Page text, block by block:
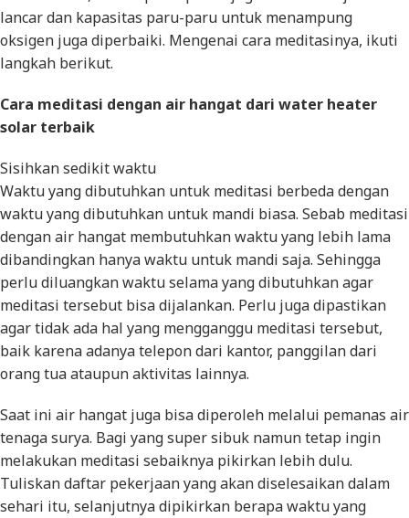
lancar dan kapasitas paru-paru untuk menampung
oksigen juga diperbaiki. Mengenai cara meditasinya, ikuti
langkah berikut.
Cara meditasi dengan air hangat dari water heater
solar terbaik
Sisihkan sedikit waktu
Waktu yang dibutuhkan untuk meditasi berbeda dengan
waktu yang dibutuhkan untuk mandi biasa. Sebab meditasi
dengan air hangat membutuhkan waktu yang lebih lama
dibandingkan hanya waktu untuk mandi saja. Sehingga
perlu diluangkan waktu selama yang dibutuhkan agar
meditasi tersebut bisa dijalankan. Perlu juga dipastikan
agar tidak ada hal yang mengganggu meditasi tersebut,
baik karena adanya telepon dari kantor, panggilan dari
orang tua ataupun aktivitas lainnya.
Saat ini air hangat juga bisa diperoleh melalui pemanas air
tenaga surya. Bagi yang super sibuk namun tetap ingin
melakukan meditasi sebaiknya pikirkan lebih dulu.
Tuliskan daftar pekerjaan yang akan diselesaikan dalam
sehari itu, selanjutnya dipikirkan berapa waktu yang